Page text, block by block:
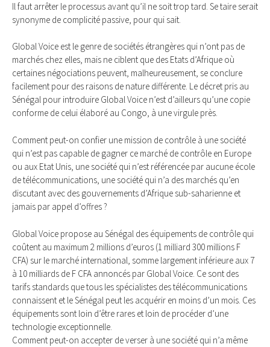
Il faut arrêter le processus avant qu’il ne soit trop tard. Se taire serait
synonyme de complicité passive, pour qui sait.
Global Voice est le genre de sociétés étrangères qui n’ont pas de
marchés chez elles, mais ne ciblent que des Etats d’Afrique où
certaines négociations peuvent, malheureusement, se conclure
facilement pour des raisons de nature différente. Le décret pris au
Sénégal pour introduire Global Voice n’est d’ailleurs qu’une copie
conforme de celui élaboré au Congo, à une virgule près.
Comment peut-on confier une mission de contrôle à une société
qui n’est pas capable de gagner ce marché de contrôle en Europe
ou aux Etat Unis, une société qui n’est référencée par aucune école
de télécommunications, une société qui n’a des marchés qu’en
discutant avec des gouvernements d’Afrique sub-saharienne et
jamais par appel d’offres ?
Global Voice propose au Sénégal des équipements de contrôle qui
coûtent au maximum 2 millions d’euros (1 milliard 300 millions F
CFA) sur le marché international, somme largement inférieure aux 7
à 10 milliards de F CFA annoncés par Global Voice. Ce sont des
tarifs standards que tous les spécialistes des télécommunications
connaissent et le Sénégal peut les acquérir en moins d’un mois. Ces
équipements sont loin d’être rares et loin de procéder d’une
technologie exceptionnelle.
Comment peut-on accepter de verser à une société qui n’a même